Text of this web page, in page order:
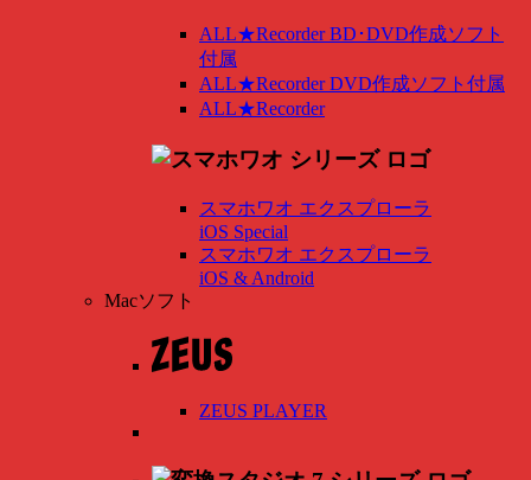
ALL★Recorder BD･DVD作成ソフト
付属
ALL★Recorder DVD作成ソフト付属
ALL★Recorder
スマホワオ エクスプローラ
iOS Special
スマホワオ エクスプローラ
iOS & Android
Macソフト
ZEUS PLAYER